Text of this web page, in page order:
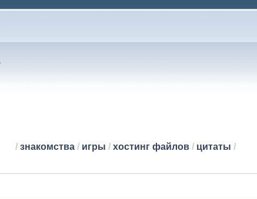
/ знакомства/ игры / хостинг файлов/ цитаты /